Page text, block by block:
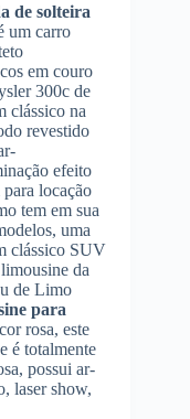
de solteira
um carro
em couro
300c de
clássico na
revestido
efeito
locação
tem em sua
uma
clássico SUV
da
de Limo
para
rosa, este
é totalmente
possui ar-
laser show,